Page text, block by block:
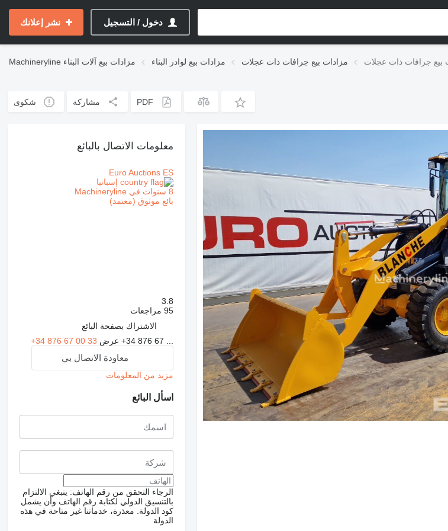
دخول / التسجيل نشر إعلانك
Machineryline مزادات بيع آلات البناء مزادات بيع لوادر البناء مزادات بيع جرافات ذات عجلات
PDF مشاركة شكوى
معلومات الاتصال بالبائع
Euro Auctions ES
إسبانيا
8 سنوات في Machineryline
بائع موثوق (معتمد)
3.8
95 مراجعات
الاشتراك بصفحة البائع
+34 876 67 ... عرض +34 876 67 00 33
معاودة الاتصال بي
مزيد من المعلومات
اسأل البائع
الرجاء التحقق من رقم الهاتف: ينبغي الالتزام
بالتنسيق الدولي لكتابة رقم الهاتف وأن يشمل
كود الدولة.
معذرة، خدماتنا غير متاحة في هذه
الدولة